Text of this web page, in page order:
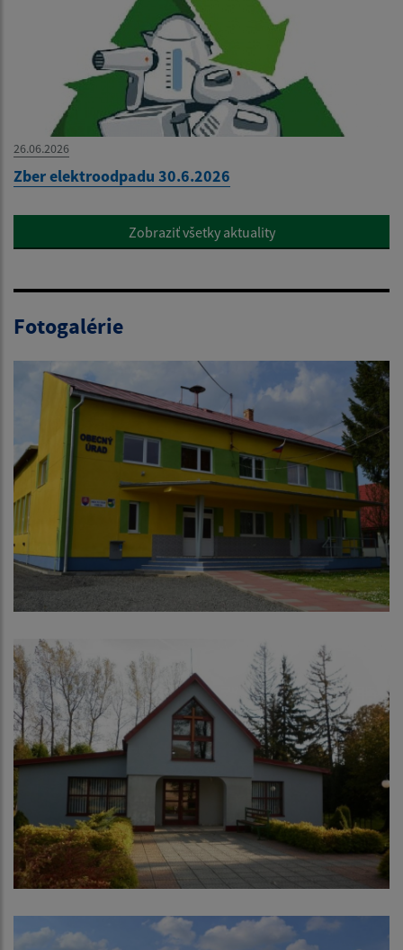
26.06.2026
Zber elektroodpadu 30.6.2026
Zobraziť všetky aktuality
Fotogalérie